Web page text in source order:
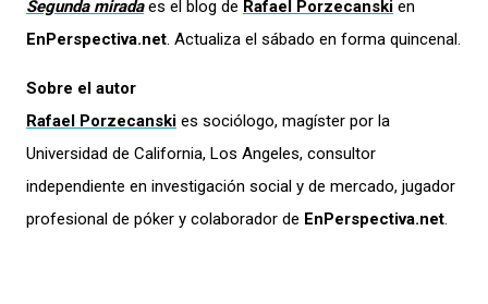
Segunda miradaes el blog de Rafael Porzecanski en
EnPerspectiva.net. Actualiza el sábado en forma quincenal.
Sobre el autor
Rafael Porzecanski es sociólogo, magíster por la
Universidad de California, Los Angeles, consultor
independiente en investigación social y de mercado, jugador
profesional de póker y colaborador de EnPerspectiva.net.